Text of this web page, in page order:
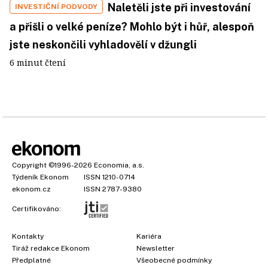
INVESTIČNÍ PODVODY
Naletěli jste při investování
a přišli o velké peníze? Mohlo být i hůř, alespoň
jste neskončili vyhladovělí v džungli
6 minut čtení
Copyright ©1996-2026 Economia, a.s.
Týdeník Ekonom
ISSN 1210-0714
ekonom.cz
ISSN 2787-9380
Certifikováno:
Kontakty
Tiráž redakce Ekonom
Předplatné
Kariéra
Newsletter
Všeobecné podmínky